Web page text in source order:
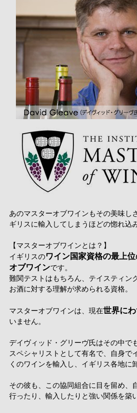
あのマスターオブワインもその美味し
ギリスに輸入してしまうほどの惚れ込
【マスターオブワインとは？】
イギリスのワイン国家資格の最上
オブワインです。
難関テストはもちろん、テイスティン
お酒に対する理解が求められる資格。
マスターオブワインは、現在世界に
いません。
デイヴィッド・グリーヴ氏はその中で
スペシャリストとして有名で、自身で
くのワインを輸入し、イギリス各地に
その彼も、この協同組合に目を留め、
行ったり、輸入したりと強い関係を築